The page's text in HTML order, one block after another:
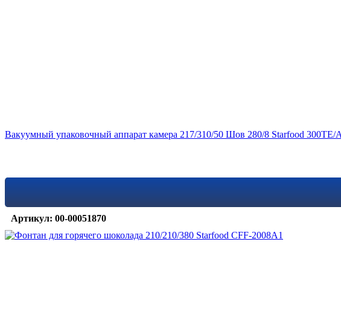
Вакуумный упаковочный аппарат камера 217/310/50 Шов 280/8 Starfood 300TЕ/
Артикул: 00-00051870